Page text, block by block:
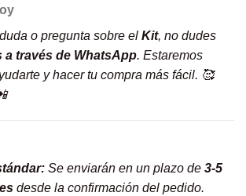
o pregunta sobre el Kit, no dudes
a través de WhatsApp. Estaremos
y hacer tu compra más fácil. 🥰
Se enviarán en un plazo de 3-5
desde la confirmación del pedido.